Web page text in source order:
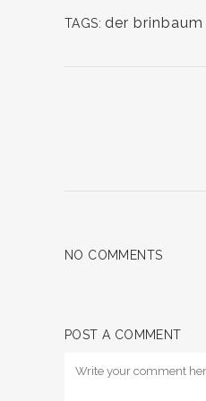
TAGS: der brinbaum
NO COMMENTS
POST A COMMENT